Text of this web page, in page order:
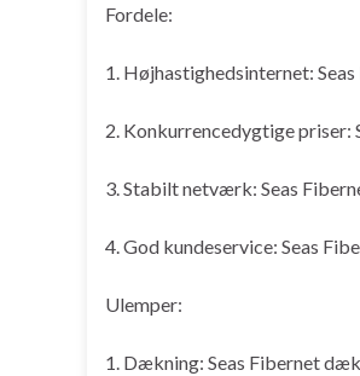
Fordele:
1. Højhastighedsinternet:
2. Konkurrencedygtige
3. Stabilt netværk: Seas
4. God kundeservice: Seas
Ulemper:
1. Dækning: Seas Fibernet